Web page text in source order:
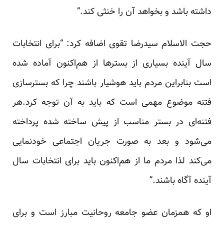
داشته باشد و بخواهد آن را خنثی کند.”
حجت الاسلام سیدرضا تقوی اضافه کرد: “برای انتخابات
سال آینده بسیاری از بسترها از هم‌اکنون آماده شده
است بنابراین مردم باید هوشیار باشند چرا که بسترسازی
فتنه موضوع مهمی است که باید به آن توجه کرد.هر
فتنه‌ای در بستر مناسب از پیش ساخته شده پرداخته
می‌شود و بعد به صورت جریان اجتماعی خودنمایی
می‌کند لذا مردم ما از هم‌اکنون باید برای انتخابات سال
آینده آگاه باشند.”
او که همزمان عضو جامعه روحانیت مبارز است و برای